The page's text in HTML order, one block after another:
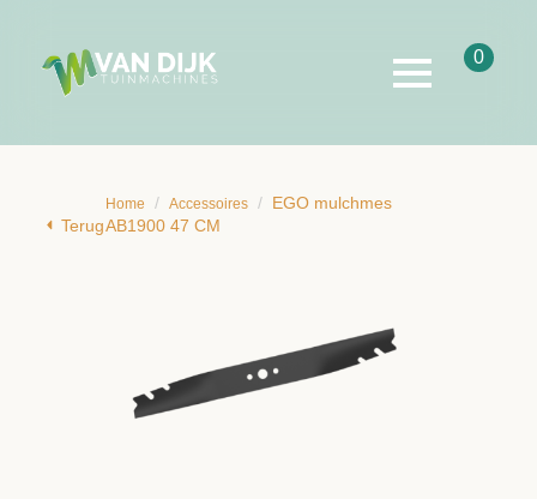
0
Terug
Home Accessoires
EGO mulchmes
AB1900 47 CM